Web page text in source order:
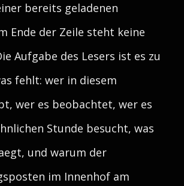
bereits geladenen
Ende der Zeile steht keine
Aufgabe des Lesers ist es zu
fehlt: wer in diesem
wer es beobachtet, wer es
Stunde besucht, was
und warum der
im Innenhof am